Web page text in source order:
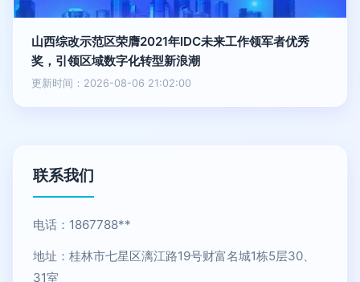
山西综改示范区荣膺2021年IDC未来工作领军者优秀
奖，引领区域数字化转型新浪潮
更新时间：2026-08-06 21:02:00
联系我们
电话：1867788**
地址：桂林市七星区漓江路19号财富名城1栋5层30、
31室